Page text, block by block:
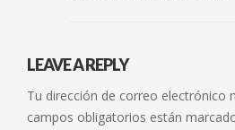
LEAVE A REPLY
Tu dirección de correo electrónico
campos obligatorios están